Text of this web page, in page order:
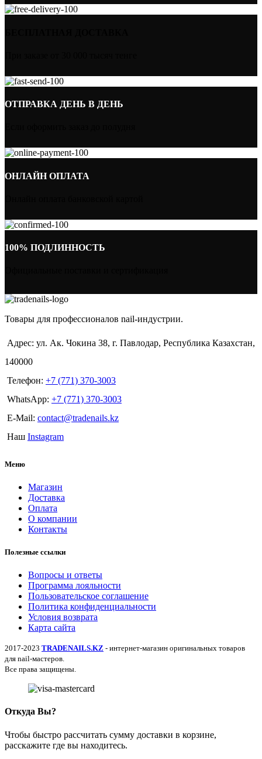
ОТПРАВКА ДЕНЬ В ДЕНЬ
ОНЛАЙН ОПЛАТА
100% ПОДЛИННОСТЬ
Товары для профессионалов nail-индустрии.
Адрес: ул. Ак. Чокина 38, г. Павлодар, Республика Казахстан,
140000
Телефон: +7 (771) 370-3003
WhatsApp: +7 (771) 370-3003
E-Mail: contact@tradenails.kz
Наш Instagram
Меню
Магазин
Доставка
Оплата
О компании
Контакты
Полезные ссылки
Вопросы и ответы
Программа лояльности
Пользовательское соглашение
Политика конфиденциальности
Условия возврата
Карта сайта
2017-2023 TRADENAILS.KZ - интернет-магазин оригинальных товаров
для nail-мастеров.
Все права защищены.
Откуда Вы?
Чтобы быстро рассчитать сумму доставки в корзине,
расскажите где вы находитесь.